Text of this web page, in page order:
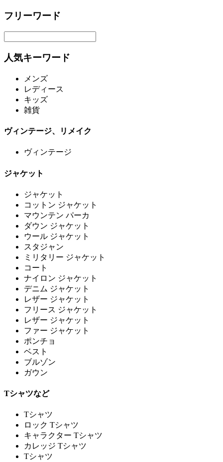
フリーワード
人気キーワード
メンズ
レディース
キッズ
雑貨
ヴィンテージ、リメイク
ヴィンテージ
ジャケット
ジャケット
コットン ジャケット
マウンテン パーカ
ダウン ジャケット
ウール ジャケット
スタジャン
ミリタリー ジャケット
コート
ナイロン ジャケット
デニム ジャケット
レザー ジャケット
フリース ジャケット
レザー ジャケット
ファー ジャケット
ポンチョ
ベスト
ブルゾン
ガウン
Tシャツなど
Tシャツ
ロック Tシャツ
キャラクター Tシャツ
カレッジ Tシャツ
Tシャツ